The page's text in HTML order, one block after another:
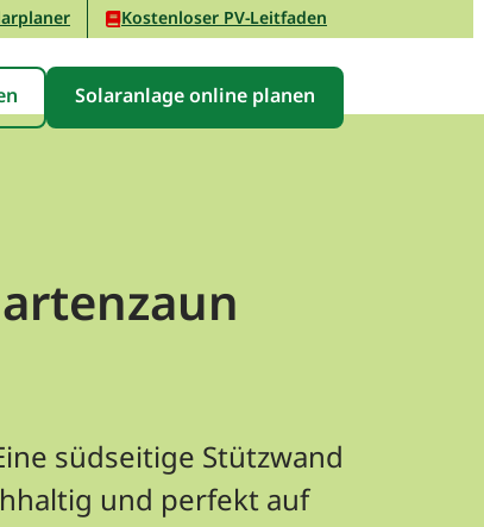
Kostenloser PV-Leitfaden
Solaranlage online planen
südseitige Stützwand
und perfekt auf